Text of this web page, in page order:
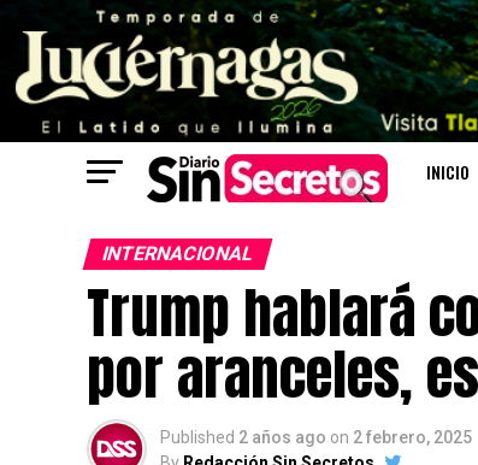
INICIO
INTERNACIONAL
Trump hablará
por aranceles,
Published 2 años ago on 2 febrero, 2025